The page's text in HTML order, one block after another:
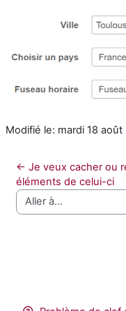
Modifié le: mardi 18 août
← Je veux cacher ou
éléments de celui-ci
Aller à…